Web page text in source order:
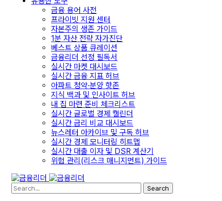
금융 용어 사전
프라이빗 지원 센터
자본주의 생존 가이드
1분 자산 전략 자가진단
베스트 상품 큐레이션
금융리더 선정 필독서
실시간 마켓 대시보드
실시간 금융 지표 허브
아파트 청약·분양 핫존
지식 백과 및 인사이트 허브
내 집 마련 준비 체크리스트
실시간 글로벌 경제 캘린더
실시간 금리 비교 대시보드
뉴스레터 아카이브 및 구독 허브
실시간 경제 모니터링 히트맵
실시간 대출 이자 및 DSR 계산기
위험 관리(리스크 매니지먼트) 가이드
Search